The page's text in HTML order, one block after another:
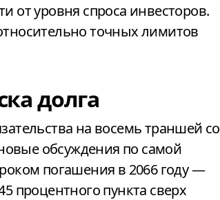
от уровня спроса инвесторов.
точных лимитов
долга
на восемь траншей со
обсуждения по самой
погашения в 2066 году —
процентного пункта сверх